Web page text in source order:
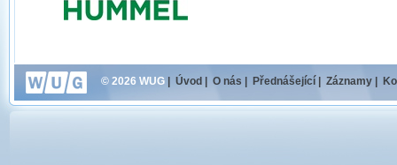
© 2026 WUG Úvod O nás Přednášející Záznamy